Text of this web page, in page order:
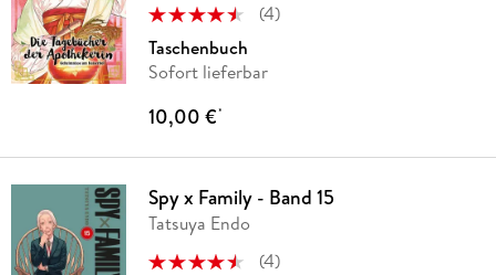
(4)
Taschenbuch
Sofort lieferbar
10,00 €*
Spy x Family - Band 15
Tatsuya Endo
(4)